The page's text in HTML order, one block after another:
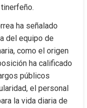
ha señalado
del equipo de
como el origen
ha calificado
públicos
el personal
la vida diaria de